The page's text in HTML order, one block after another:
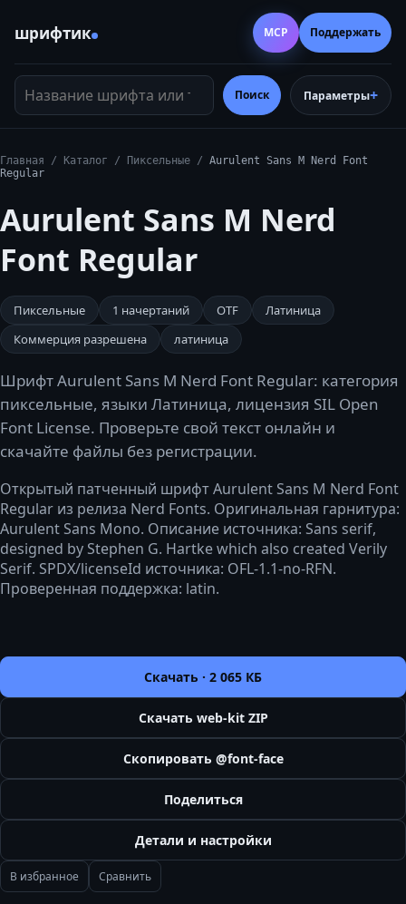
шрифтик
Название шрифта или тег
Поиск Параметры
MCP Поддержать
Главная / Каталог / Пиксельные / Aurulent Sans M Nerd Font
Regular
Aurulent Sans M Nerd
Font Regular
Пиксельные 1 начертаний OTF
Латиница
Коммерция разрешена
латиница
Шрифт Aurulent Sans M Nerd Font Regular: категория
пиксельные, языки Латиница, лицензия SIL Open
Font License. Проверьте свой текст онлайн и
скачайте файлы без регистрации.
Открытый патченный шрифт Aurulent Sans M Nerd Font
Regular из релиза Nerd Fonts. Оригинальная гарнитура:
Aurulent Sans Mono. Описание источника: Sans serif,
designed by Stephen G. Hartke which also created Verily
Serif. SPDX/licenseId источника: OFL-1.1-no-RFN.
Проверенная поддержка: latin.
Скачать · 2 065 КБ
Скачать web-kit ZIP
Скопировать @font-face
Поделиться
Детали и настройки
В избранное Сравнить